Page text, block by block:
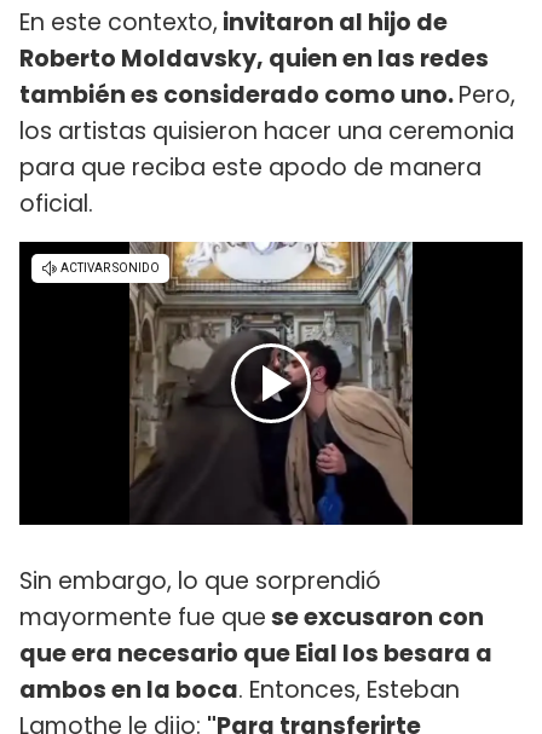
En este contexto, invitaron al hijo de
Roberto Moldavsky, quien en las redes
también es considerado como uno.Pero,
los artistas quisieron hacer una ceremonia
para que reciba este apodo de manera
oficial.
Sin embargo, lo que sorprendió
mayormente fue quese excusaron con
que era necesario que Eial los besara a
ambos en la boca. Entonces, Esteban
Lamothe le dijo: "Para transferirte